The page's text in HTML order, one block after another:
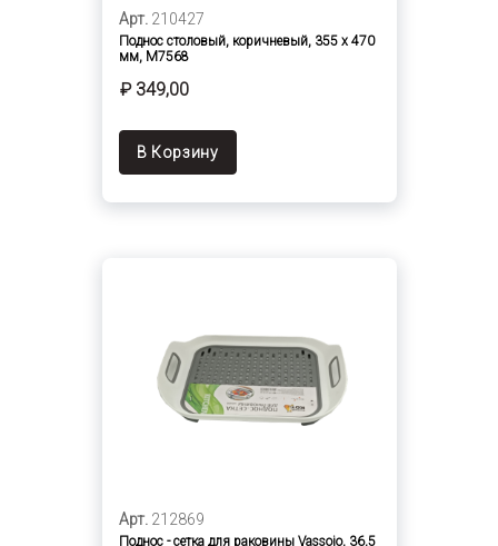
Арт. 210427
Поднос столовый, коричневый, 355 х 470
мм, М7568
₽ 349,00
В Корзину
Арт. 212869
Поднос - сетка для раковины Vassoio, 36,5